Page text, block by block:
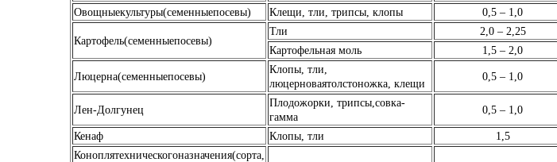
Овощныекультуры(семенныепосевы) Клещи, тли, трипсы, клопы 0,5 – 1,0
Картофель(семенныепосевы)
Тли 2,0 – 2,25
Картофельная моль 1,5 – 2,0
Люцерна(семенныепосевы)
Клопы, тли,
люцерноваятолстоножка, клещи
0,5 – 1,0
Лен-Долгунец
Плодожорки, трипсы,совка-
гамма
0,5 – 1,0
Кенаф Клопы, тли 1,5
Коноплятехническогоназначения(сорта,